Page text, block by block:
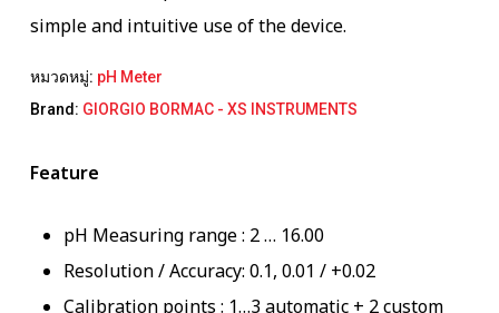
simple and intuitive use of the device.
หมวดหมู่: pH Meter
Brand: GIORGIO BORMAC - XS INSTRUMENTS
Feature
pH Measuring range : 2 … 16.00
Resolution / Accuracy: 0.1, 0.01 / +0.02